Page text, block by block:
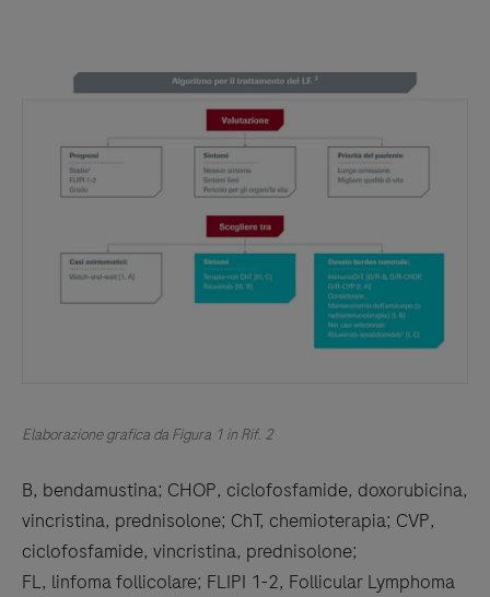
Elaborazione grafica da Figura 1 in Rif. 2
B, bendamustina; CHOP, ciclofosfamide, doxorubicina,
vincristina, prednisolone; ChT, chemioterapia; CVP,
ciclofosfamide, vincristina, prednisolone;
FL, linfoma follicolare; FLIPI 1-2, Follicular Lymphoma